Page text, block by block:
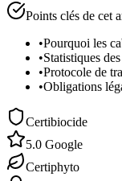
Points clés de cet
•Pourquoi les
•Statistiques
•Protocole de
•Obligations
Certibiocide
5.0 Google
Certiphyto